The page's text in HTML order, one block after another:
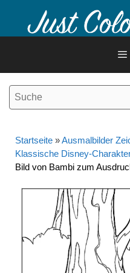
Inhalt
Startseite »Ausmalbilder
Klassische Disney-
Bild von Bambi zum